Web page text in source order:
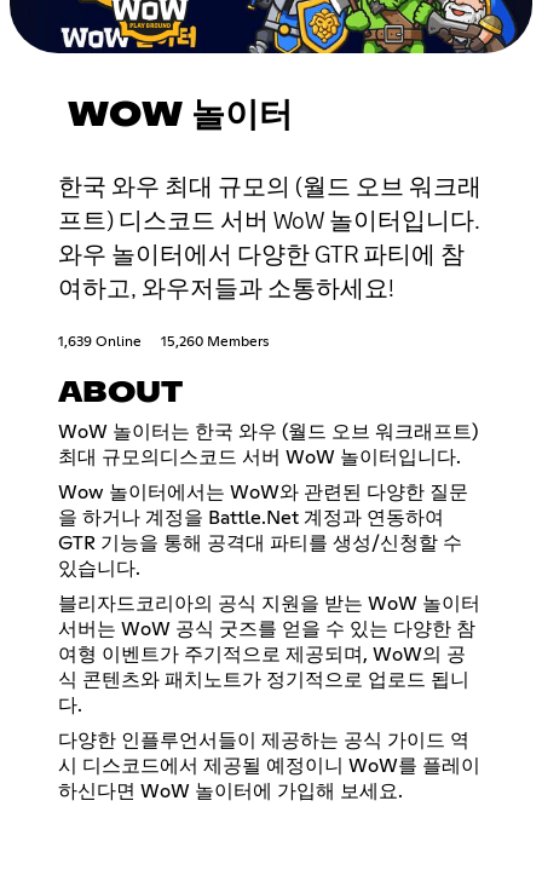
WOW 놀이터
한국 와우 최대 규모의 (월드 오브 워크래
프트) 디스코드 서버 WoW 놀이터입니다.
와우 놀이터에서 다양한 GTR 파티에 참
여하고, 와우저들과 소통하세요!
1,639 Online 15,260 Members
ABOUT
WoW 놀이터는 한국 와우 (월드 오브 워크래프트)
최대 규모의디스코드 서버 WoW 놀이터입니다.
Wow 놀이터에서는 WoW와 관련된 다양한 질문
을 하거나 계정을 Battle.Net 계정과 연동하여
GTR 기능을 통해 공격대 파티를 생성/신청할 수
있습니다.
블리자드코리아의 공식 지원을 받는 WoW 놀이터
서버는 WoW 공식 굿즈를 얻을 수 있는 다양한 참
여형 이벤트가 주기적으로 제공되며, WoW의 공
식 콘텐츠와 패치노트가 정기적으로 업로드 됩니
다.
다양한 인플루언서들이 제공하는 공식 가이드 역
시 디스코드에서 제공될 예정이니 WoW를 플레이
하신다면 WoW 놀이터에 가입해 보세요.